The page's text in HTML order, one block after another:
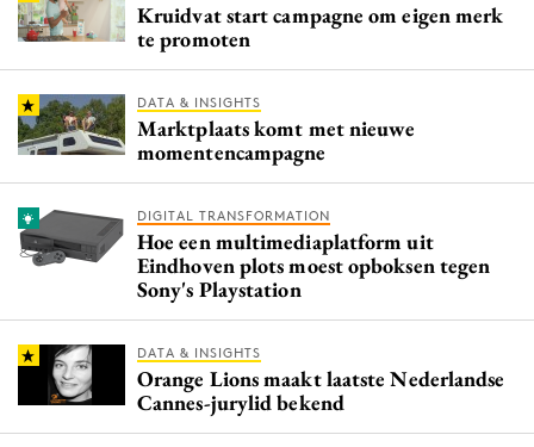
Kruidvat start campagne om eigen merk
te promoten
DATA & INSIGHTS
Marktplaats komt met nieuwe
momentencampagne
DIGITAL TRANSFORMATION
Hoe een multimediaplatform uit
Eindhoven plots moest opboksen tegen
Sony's Playstation
DATA & INSIGHTS
Orange Lions maakt laatste Nederlandse
Cannes-jurylid bekend